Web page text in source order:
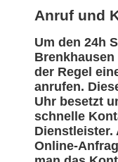
Anruf und
Um den 24h
der Regel
anrufen.
Uhr besetzt
schnelle
Dienstleister.
Online-